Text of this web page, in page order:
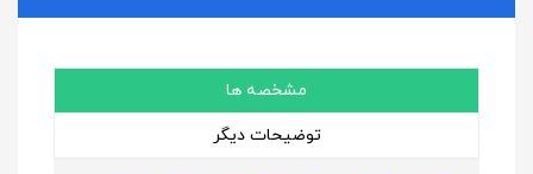
مشخصه ها
توضیحات دیگر